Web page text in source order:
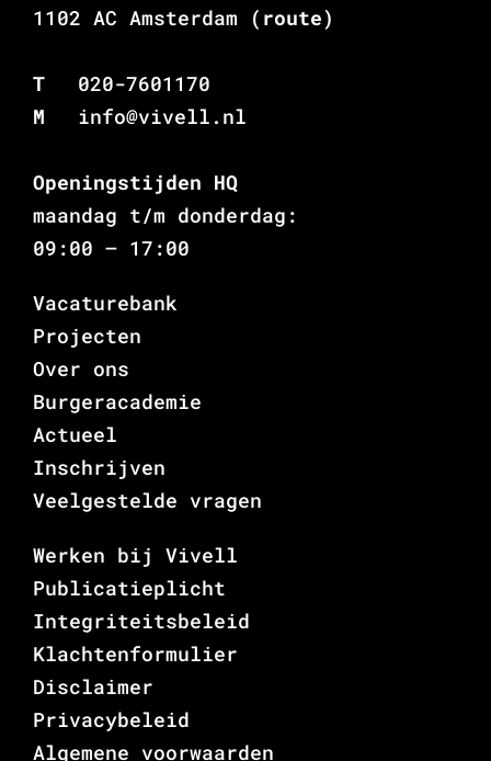
1102 AC Amsterdam
(route)
T
020-7601170
M
info@vivell.nl
Openingstijden HQ
maandag t/m donderdag:
09:00 – 17:00
Vacaturebank
Projecten
Over ons
Burgeracademie
Actueel
Inschrijven
Veelgestelde vragen
Werken bij Vivell
Publicatieplicht
Integriteitsbeleid
Klachtenformulier
Disclaimer
Privacybeleid
Algemene voorwaarden